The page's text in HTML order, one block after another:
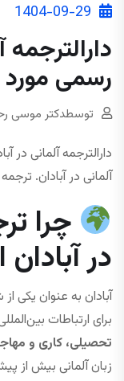
1404-09-29
رسمی مورد
توسطدکتر موسی
دارالترجمه آلمانی در
آلمانی در آبادان.
چرا
در
آبادان به عنوان یکی
برای ارتباطات
تحصیلی، کاری و
زبان آلمانی بیش از